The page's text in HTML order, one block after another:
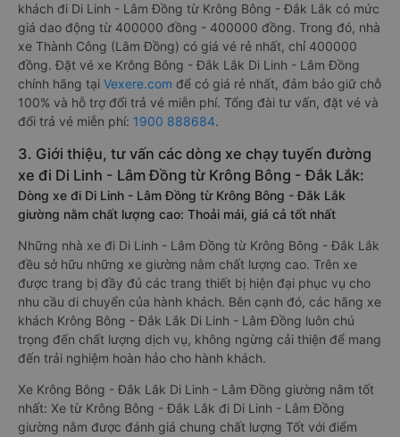
khách đi Di Linh - Lâm Đồng từ Krông Bông - Đắk Lắk có mức
giá dao động từ 400000 đồng - 400000 đồng. Trong đó, nhà
xe Thành Công (Lâm Đồng) có giá vé rẻ nhất, chỉ 400000
đồng. Đặt vé xe Krông Bông - Đắk Lắk Di Linh - Lâm Đồng
chính hãng tại Vexere.com để có giá rẻ nhất, đảm bảo giữ chỗ
100% và hỗ trợ đổi trả vé miễn phí. Tổng đài tư vấn, đặt vé và
đổi trả vé miễn phí: 1900 888684.
3. Giới thiệu, tư vấn các dòng xe chạy tuyến đường
xe đi Di Linh - Lâm Đồng từ Krông Bông - Đắk Lắk:
Dòng xe đi Di Linh - Lâm Đồng từ Krông Bông - Đắk Lắk
giường nằm chất lượng cao: Thoải mái, giá cả tốt nhất
Những nhà xe đi Di Linh - Lâm Đồng từ Krông Bông - Đắk Lắk
đều sở hữu những xe giường nằm chất lượng cao. Trên xe
được trang bị đầy đủ các trang thiết bị hiện đại phục vụ cho
nhu cầu di chuyển của hành khách. Bên cạnh đó, các hãng xe
khách Krông Bông - Đắk Lắk Di Linh - Lâm Đồng luôn chú
trọng đến chất lượng dịch vụ, không ngừng cải thiện để mang
đến trải nghiệm hoàn hảo cho hành khách.
Xe Krông Bông - Đắk Lắk Di Linh - Lâm Đồng giường nằm tốt
nhất: Xe từ Krông Bông - Đắk Lắk đi Di Linh - Lâm Đồng
giường nằm được đánh giá chung chất lượng Tốt với điểm